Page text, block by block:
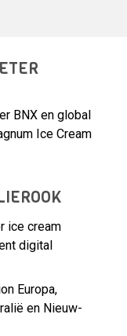
BNX en global
Ice Cream
ice cream
digital
Europa,
en Nieuw-